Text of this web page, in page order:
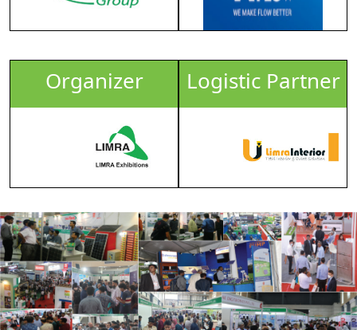
Organizer Logistic Partner